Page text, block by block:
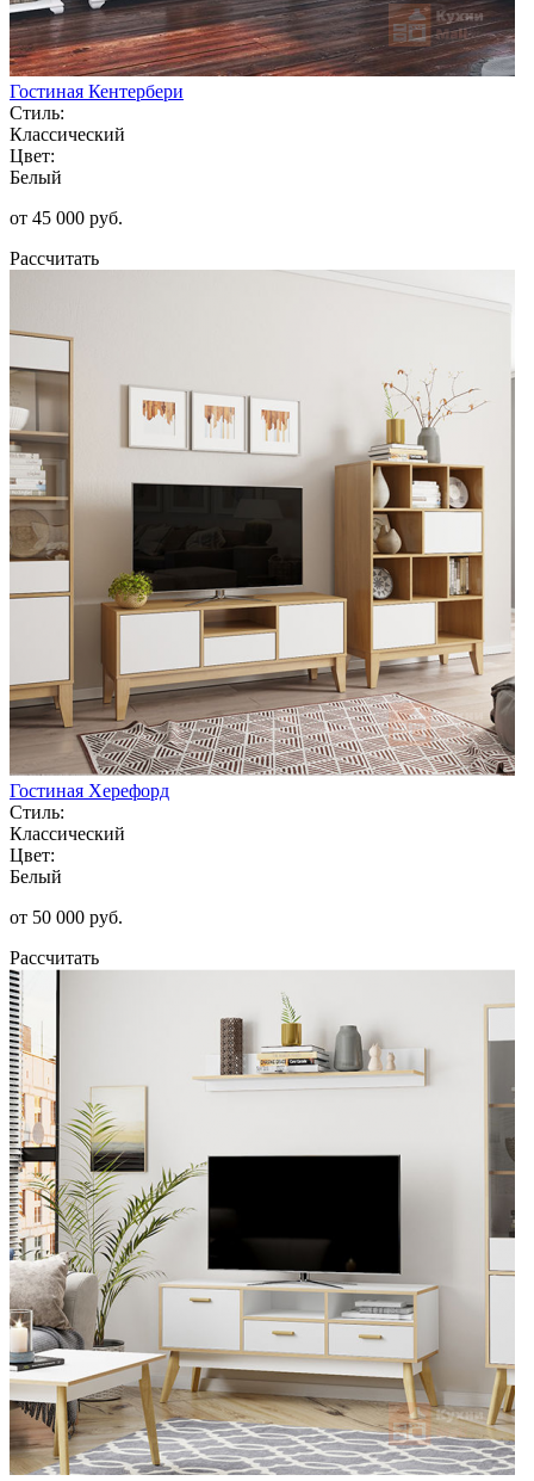
Гостиная Кентербери
Стиль:
Классический
Цвет:
Белый
от 45 000 руб.
Рассчитать
Гостиная Херефорд
Стиль:
Классический
Цвет:
Белый
от 50 000 руб.
Рассчитать